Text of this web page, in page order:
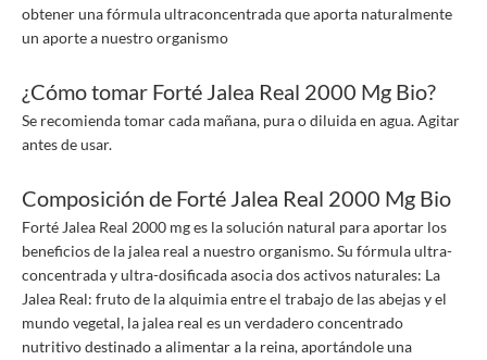
obtener una fórmula ultraconcentrada que aporta naturalmente
un aporte a nuestro organismo
¿Cómo tomar Forté Jalea Real 2000 Mg Bio?
Se recomienda tomar cada mañana, pura o diluida en agua. Agitar
antes de usar.
Composición de Forté Jalea Real 2000 Mg Bio
Forté Jalea Real 2000 mg es la solución natural para aportar los
beneficios de la jalea real a nuestro organismo. Su fórmula ultra-
concentrada y ultra-dosificada asocia dos activos naturales: La
Jalea Real: fruto de la alquimia entre el trabajo de las abejas y el
mundo vegetal, la jalea real es un verdadero concentrado
nutritivo destinado a alimentar a la reina, aportándole una